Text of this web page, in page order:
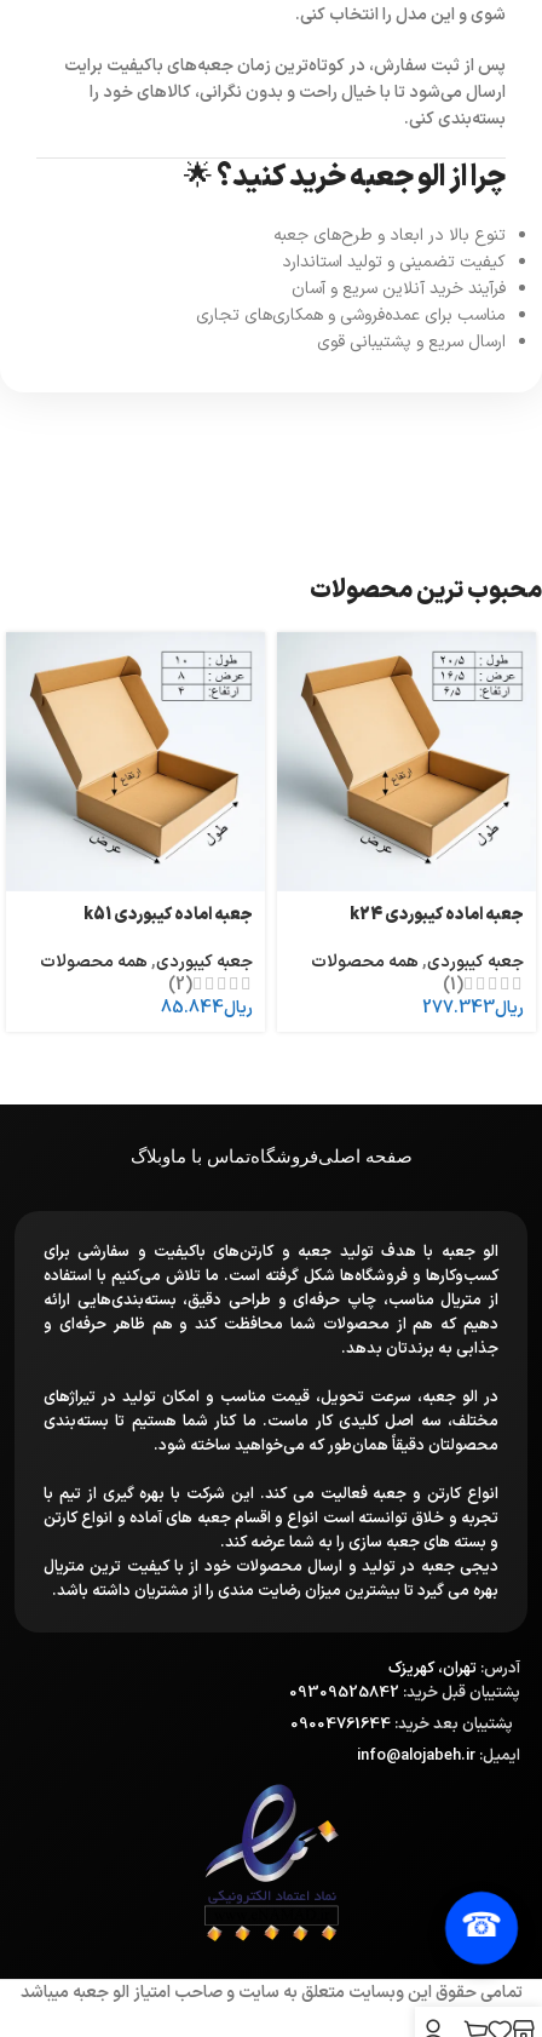
شوی و این مدل را انتخاب کنی.
پس از ثبت سفارش، در کوتاه‌ترین زمان جعبه‌های باکیفیت برایت
ارسال می‌شود تا با خیال راحت و بدون نگرانی، کالاهای خود را
بسته‌بندی کنی.
چرا از الو جعبه خرید کنید؟ 🌟
تنوع بالا در ابعاد و طرح‌های جعبه
کیفیت تضمینی و تولید استاندارد
فرآیند خرید آنلاین سریع و آسان
مناسب برای عمده‌فروشی و همکاری‌های تجاری
ارسال سریع و پشتیبانی قوی
محبوب ترین محصولات
جعبه اماده کیبوردی k24
جعبه کیبوردی,همه محصولات
(1)
ریال277.343
جعبه اماده کیبوردی k51
جعبه کیبوردی,همه محصولات
(2)
ریال85.844
صفحه اصلیفروشگاهتماس با ماوبلاگ
الو جعبه با هدف تولید جعبه و کارتن‌های باکیفیت و سفارشی برای
کسب‌وکارها و فروشگاه‌ها شکل گرفته است. ما تلاش می‌کنیم با استفاده
از متریال مناسب، چاپ حرفه‌ای و طراحی دقیق، بسته‌بندی‌هایی ارائه
دهیم که هم از محصولات شما محافظت کند و هم ظاهر حرفه‌ای و
جذابی به برندتان بدهد.
در الو جعبه، سرعت تحویل، قیمت مناسب و امکان تولید در تیراژهای
مختلف، سه اصل کلیدی کار ماست. ما کنار شما هستیم تا بسته‌بندی
محصولتان دقیقاً همان‌طور که می‌خواهید ساخته شود.
انواع کارتن و جعبه فعالیت می کند. این شرکت با بهره گیری از تیم با
تجربه و خلاق توانسته است انواع و اقسام جعبه های آماده و انواع کارتن
و بسته های جعبه سازی را به شما عرضه کند.
دیجی جعبه در تولید و ارسال محصولات خود از با کیفیت ترین متریال
بهره می گیرد تا بیشترین میزان رضایت مندی را از مشتریان داشته باشد.
آدرس: تهران، کهریزک
پشتیبان قبل خرید: 09309525842
پشتیبان بعد خرید:
ایمیل: info@alojabeh.ir
☎
تمامی حقوق این وبسایت متعلق به سایت و صاحب امتیاز الو جعبه میباشد